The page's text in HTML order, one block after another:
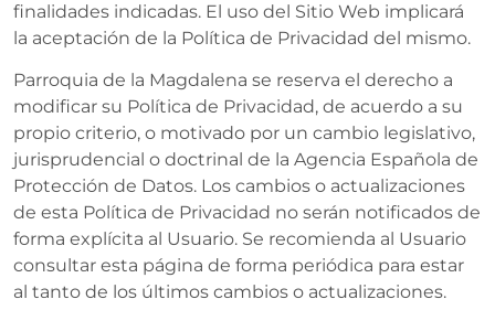
finalidades indicadas. El uso del Sitio Web implicará
la aceptación de la Política de Privacidad del mismo.
Parroquia de la Magdalena se reserva el derecho a
modificar su Política de Privacidad, de acuerdo a su
propio criterio, o motivado por un cambio legislativo,
jurisprudencial o doctrinal de la Agencia Española de
Protección de Datos. Los cambios o actualizaciones
de esta Política de Privacidad no serán notificados de
forma explícita al Usuario. Se recomienda al Usuario
consultar esta página de forma periódica para estar
al tanto de los últimos cambios o actualizaciones.